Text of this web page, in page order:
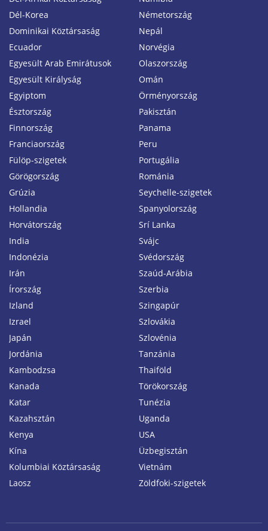
Dél-Korea
Dominikai Köztársaság
Ecuador
Egyesült Arab Emirátusok
Egyesült Királyság
Egyiptom
Észtország
Finnország
Franciaország
Fülöp-szigetek
Görögország
Grúzia
Hollandia
Horvátország
India
Indonézia
Irán
Írország
Izland
Izrael
Japán
Jordánia
Kambodzsa
Kanada
Katar
Kazahsztán
Kenya
Kína
Kolumbiai Köztársaság
Laosz
Németország
Nepál
Norvégia
Olaszország
Omán
Örményország
Pakisztán
Panama
Peru
Portugália
Románia
Seychelle-szigetek
Spanyolország
Srí Lanka
Svájc
Svédország
Szaúd-Arábia
Szerbia
Szingapúr
Szlovákia
Szlovénia
Tanzánia
Thaiföld
Törökország
Tunézia
Uganda
USA
Üzbegisztán
Vietnám
Zöldfoki-szigetek